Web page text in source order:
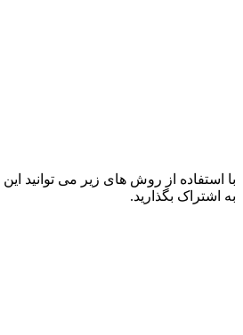
با استفاده از روش های زیر می توانید
به اشتراک بگذارید.